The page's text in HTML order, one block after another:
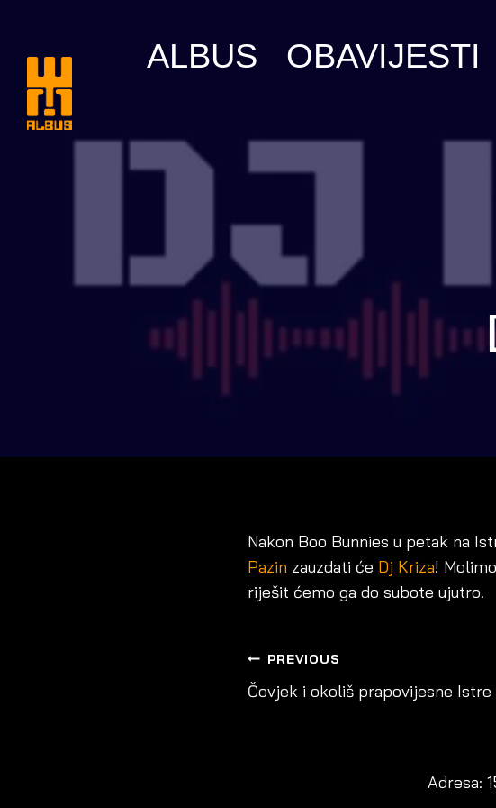
content
ALBUS OBAVIJESTI
Nakon Boo Bunnies u petak na
Pazin zauzdati će Dj Kriza!
riješit ćemo ga do subote ujutro.
POST
NAVIGATION
PREVIOUS
Čovjek i okoliš prapovijesne Istre
Adresa: